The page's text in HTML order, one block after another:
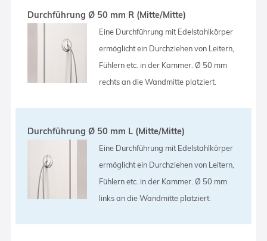
Durchführung Ø 50 mm R (Mitte/Mitte)
Eine Durchführung mit Edelstahlkörper
ermöglicht ein Durchziehen von Leitern,
Fühlern etc. in der Kammer. Ø 50 mm
rechts an die Wandmitte platziert.
Durchführung Ø 50 mm L (Mitte/Mitte)
Eine Durchführung mit Edelstahlkörper
ermöglicht ein Durchziehen von Leitern,
Fühlern etc. in der Kammer. Ø 50 mm
links an die Wandmitte platziert.